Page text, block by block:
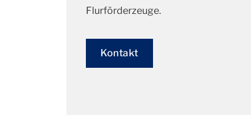
Flurförderzeuge.
Kontakt